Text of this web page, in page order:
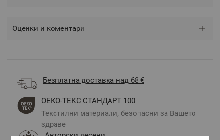
Оценки и коментари
Безплатна доставка над 68 €
ОЕКО-ТЕКС СТАНДАРТ 100
Текстилни материали, безопасни за Вашето
здраве
Авторски десени.